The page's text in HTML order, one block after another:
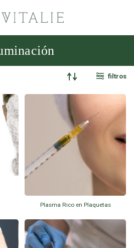
filtros
Plasma Rico en Plaquetas